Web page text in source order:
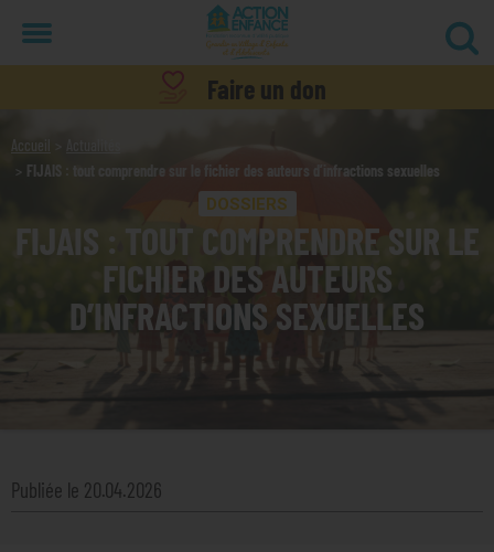
Faire un don
Accueil
FIJAIS : tout comprendre sur le fichier des auteurs d’infractions sexuelles
DOSSIERS
FIJAIS : TOUT COMPRENDRE SUR LE
FICHIER DES AUTEURS
D’INFRACTIONS SEXUELLES
Publiée le 20.04.2026